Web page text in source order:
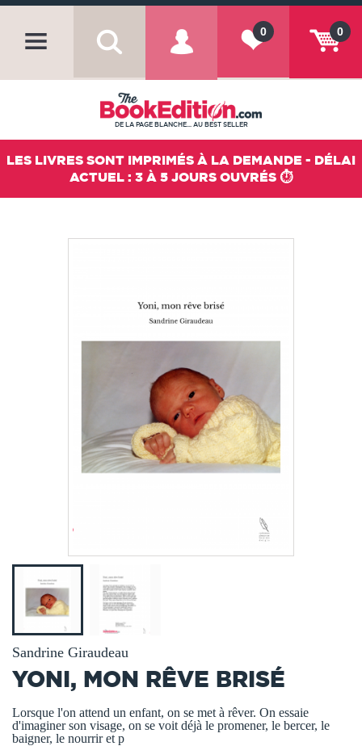
0
0
DE LA PAGE BLANCHE... AU BEST SELLER
LES LIVRES SONT IMPRIMÉS À LA DEMANDE - DÉLAI
ACTUEL : 3 À 5 JOURS OUVRÉS ⏱️
Sandrine Giraudeau
YONI, MON RÊVE BRISÉ
Lorsque l'on attend un enfant, on se met à rêver. On essaie
d'imaginer son visage, on se voit déjà le promener, le bercer, le
baigner, le nourrir et p